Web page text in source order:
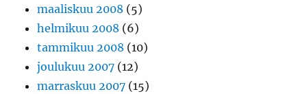
maaliskuu 2008 (5)
helmikuu 2008 (6)
tammikuu 2008 (10)
joulukuu 2007 (12)
marraskuu 2007 (15)